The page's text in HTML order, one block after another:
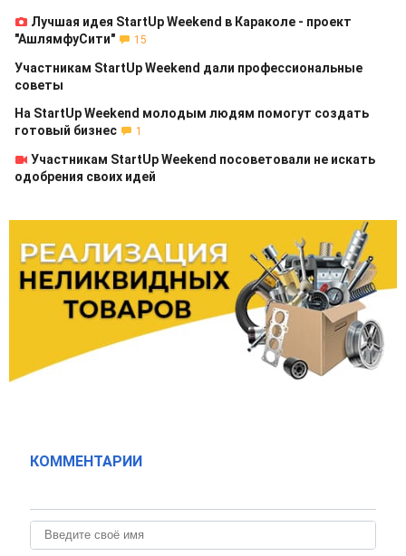
Лучшая идея StartUp Weekend в Караколе - проект
"АшлямфуСити"
15
Участникам StartUp Weekend дали профессиональные
советы
На StartUp Weekend молодым людям помогут создать
готовый бизнес
1
Участникам StartUp Weekend посоветовали не искать
одобрения своих идей
КОММЕНТАРИИ